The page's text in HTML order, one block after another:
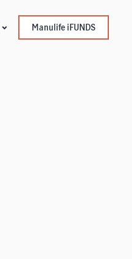
Manulife iFUNDS